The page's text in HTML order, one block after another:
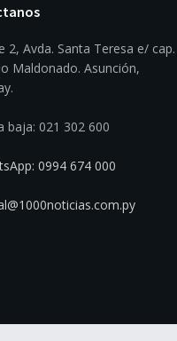
2, Avda. Santa Teresa e/ cap.
Maldonado. Asunción,
baja: 021 302 600
0994 674 000